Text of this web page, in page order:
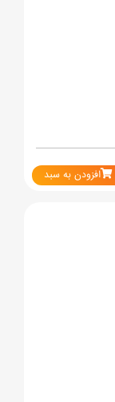
افزودن به سبد